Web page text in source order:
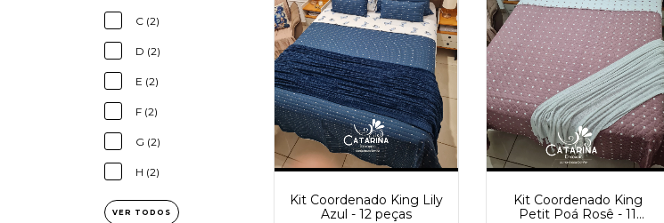
C (2)
D (2)
E (2)
F (2)
G (2)
H (2)
VER TODOS
Kit Coordenado King Lily
Azul - 12 peças
Kit Coordenado King
Petit Poá Rosê - 11